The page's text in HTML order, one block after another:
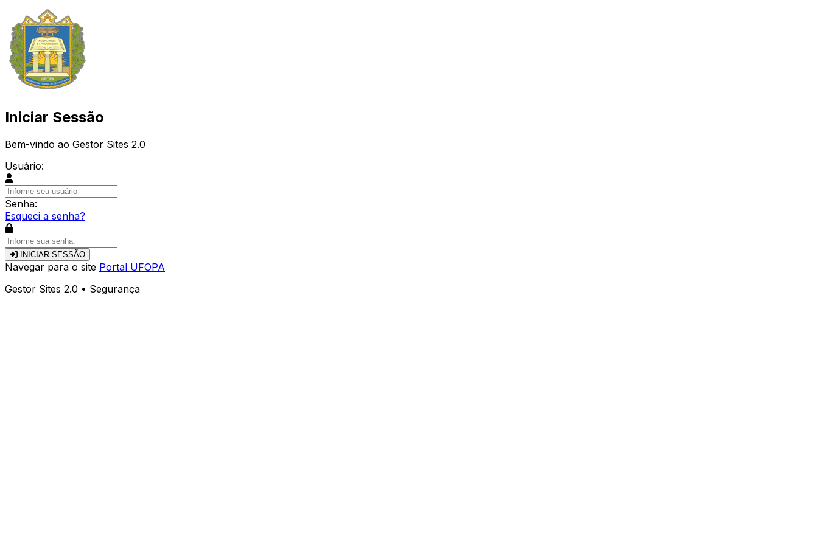
Iniciar Sessão
Bem-vindo ao Gestor Sites 2.0
Usuário:
Senha:
Esqueci a senha?
INICIAR SESSÃO
Navegar para o site Portal UFOPA
Gestor Sites 2.0 • Segurança